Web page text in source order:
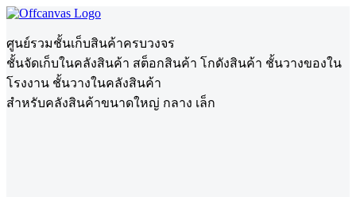
ศูนย์รวมชั้นเก็บสินค้าครบวงจร
ชั้นจัดเก็บในคลังสินค้า สต็อกสินค้า โกดังสินค้า ชั้นวางของใน
โรงงาน ชั้นวางในคลังสินค้า
สำหรับคลังสินค้าขนาดใหญ่ กลาง เล็ก